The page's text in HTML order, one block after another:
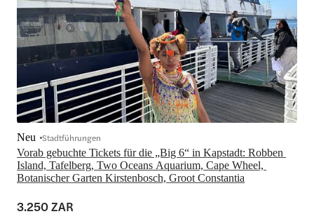
Vorab gebuchte Tickets für die „Big 6“ in Kapstadt: Robben
Island, Tafelberg, Two Oceans Aquarium, Cape Wheel,
Botanischer Garten Kirstenbosch, Groot Constantia
Neu Stadtführungen
3.250 ZAR